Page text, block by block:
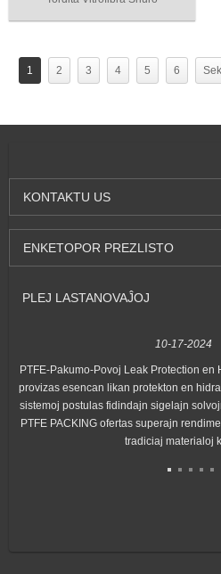
1 2 3 4 5 6
KONTAKTU US
ENKETOPOR PREZLISTO
PLEJ LASTANOVAĴOJ
10-17-2024
PTFE-Pakumo-Povoj Leak Protection en
provizas esencan likan protekton en
sistemoj postulas fidindajn sigelajn
PTFE PACKING ofertas superajn
tradiciaj materialoj